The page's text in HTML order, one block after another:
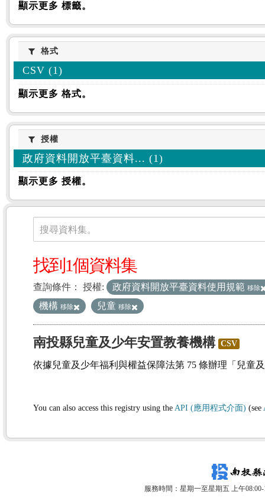
顯示更多 標籤。
格式格式
CSV (1)
顯示更多 格式。
授權授權
政府資料開放平臺資料... (1)
顯示更多 授權。
資料集
搜尋資料集。
找到1個資料集
查詢條件： 授權: 政府資料開放平臺資料使用規範 移除
機構 移除 兒童 移除
南投縣兒童及少年安置教養機構 CSV
依據兒童及少年福利與權益保障法第 75 條辦理「兒童
You can also access this registry using the API (應用程式介面) (see
服務時間：星期一至星期五 上午